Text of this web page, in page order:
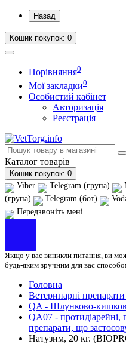
Назад
Кошик покупок: 0
Порівняння0
Мої закладки0
Особистий кабінет
Авторизація
Реєстрація
Каталог товарів
Кошик покупок: 0
Viber
Telegram (група)
(група)
Telegram (бот)
Передзвоніть мені
Якщо у вас виникли питання, ви
будь-яким зручним для вас
Головна
Ветеринарні
QA - Шлунково-
QA07 - протидіарейні,
препарати, що
Натузим, 20 кг.